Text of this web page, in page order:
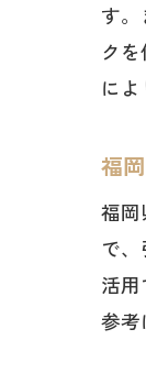
す
ク
に
福
福
で
活
参